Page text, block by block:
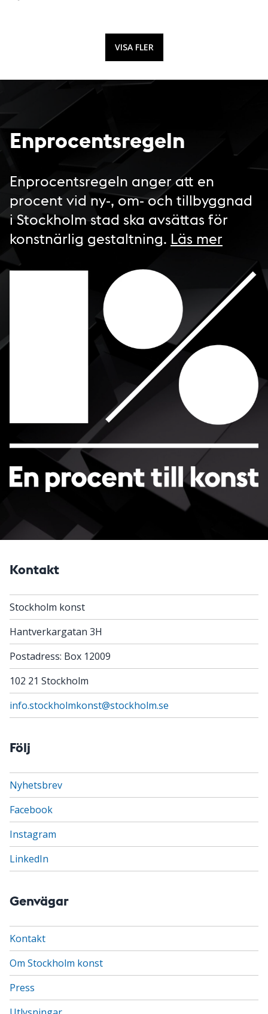
VISA FLER
Enprocentsregeln
Enprocentsregeln anger att en
procent vid ny-, om- och tillbyggnad
i Stockholm stad ska avsättas för
konstnärlig gestaltning. Läs mer
Kontakt
Stockholm konst
Hantverkargatan 3H
Postadress: Box 12009
102 21 Stockholm
info.stockholmkonst@stockholm.se
Följ
Nyhetsbrev
Facebook
Instagram
LinkedIn
Genvägar
Kontakt
Om Stockholm konst
Press